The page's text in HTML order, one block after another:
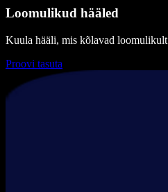
Loomulikud hääled
Kuula hääli, mis kõlavad loomulikult
Proovi tasuta